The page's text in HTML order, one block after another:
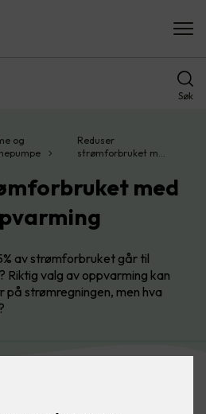
Søk
og
Reduser
strømforbruket m…
med
av strømforbruket går til
Riktig valg av oppvarming kan
strømregningen, men hva